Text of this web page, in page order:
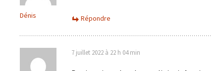
Dénis Répondre
7 juillet 2022 à 22 h 04 min